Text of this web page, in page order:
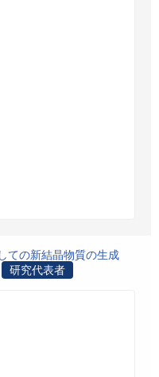
ての新結晶物質の生成
研究代表者